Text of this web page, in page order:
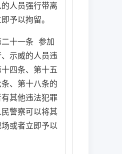
人员强行带离
予以拘留。
十一条 参加
示威的人员违
四条、第十五
、第十八条的
其他违法犯罪
警察可以将其
或者立即予以